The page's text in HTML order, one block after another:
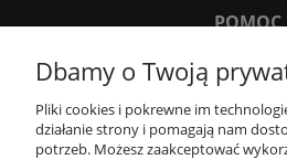
POMOC
MOJE
Dbamy o Twoją
Pliki cookies i pokrewne im
działanie strony i pomagają nam
potrzeb. Możesz zaakceptować